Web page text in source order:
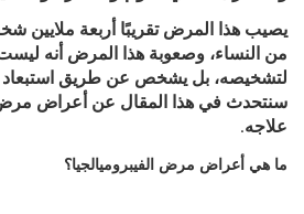
يصيب هذا المرض تقريبًا أربعة ملايين
من النساء، وصعوبة هذا المرض أنه
لتشخيصه، بل يشخص عن طريق استبعاد
سنتحدث في هذا المقال عن أعراض مرض
علاجه.
ما هي أعراض مرض الفيبروميالجيا؟